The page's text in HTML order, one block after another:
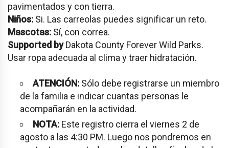
pavimentados y con tierra.
Niños: Si. Las carreolas puedes significar un reto.
Mascotas: Sí, con correa.
Supported byDakota County Forever Wild Parks.
Usar ropa adecuada al clima y traer hidratación.
ATENCIÓN: Sólo debe registrarse un miembro
de la familia e indicar cuantas personas le
acompañarán en la actividad.
NOTA: Este registro cierra el viernes 2 de
agosto a las 4:30 PM. Luego nos pondremos en